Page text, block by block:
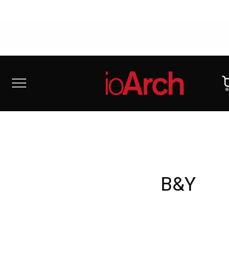
B&Y